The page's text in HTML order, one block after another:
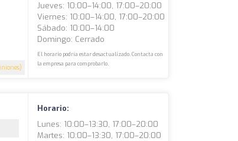
Jueves: 10:00–14:00, 17:00–20:00
Viernes: 10:00–14:00, 17:00–20:00
Sábado: 10:00–14:00
Domingo: Cerrado
El horario podría estar desactualizado. Contacta con
la empresa para comprobarlo.
Horario:
Lunes: 10:00–13:30, 17:00–20:00
Martes: 10:00–13:30, 17:00–20:00